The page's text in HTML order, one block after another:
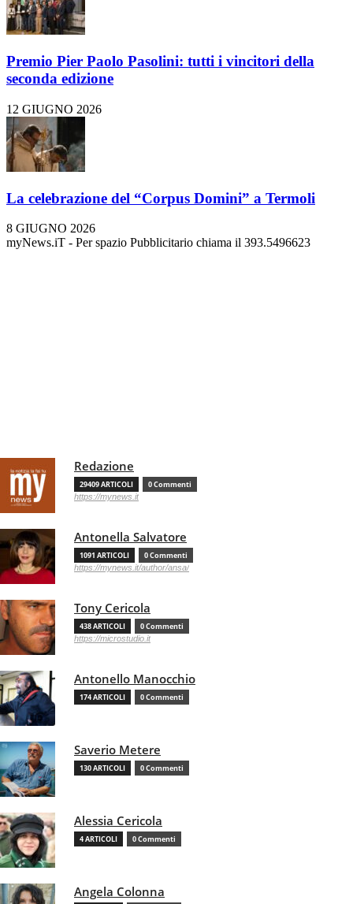
Premio Pier Paolo Pasolini: tutti i vincitori della
seconda edizione
12 GIUGNO 2026
La celebrazione del “Corpus Domini” a Termoli
8 GIUGNO 2026
myNews.iT - Per spazio Pubblicitario chiama il 393.5496623
Redazione
29409 ARTICOLI 0 Commenti
https://mynews.it
Antonella Salvatore
1091 ARTICOLI 0 Commenti
https://mynews.it/author/ansa/
Tony Cericola
438 ARTICOLI 0 Commenti
https://microstudio.it
Antonello Manocchio
174 ARTICOLI 0 Commenti
Saverio Metere
130 ARTICOLI 0 Commenti
Alessia Cericola
4 ARTICOLI 0 Commenti
Angela Colonna